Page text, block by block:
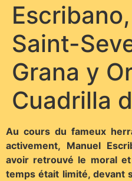
Saint-
Grana y
Cuadrilla
Au cours du fameux
activement, Manuel
avoir retrouvé le moral
temps était limité, devant